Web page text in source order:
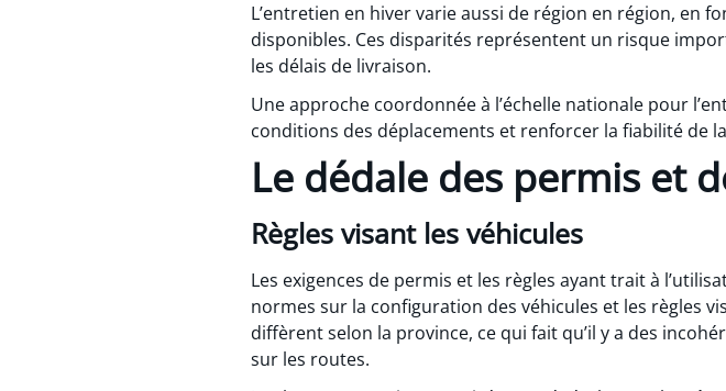
L’entretien en hiver varie aussi de région en région, en
disponibles. Ces disparités représentent un risque
les délais de livraison.
Une approche coordonnée à l’échelle nationale pour
conditions des déplacements et renforcer la fiabilité de
Le dédale des permis et
Règles visant les véhicules
Les exigences de permis et les règles ayant trait à
normes sur la configuration des véhicules et les règles
diffèrent selon la province, ce qui fait qu’il y a des
sur les routes.